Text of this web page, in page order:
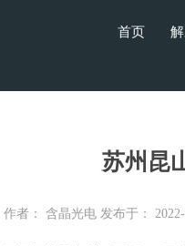
首页
苏州昆
作者： 含晶光电 发布于：